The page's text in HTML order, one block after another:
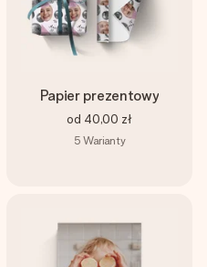
Papier prezentowy
od 40,00 zł
5 Warianty